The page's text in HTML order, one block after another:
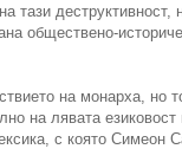
тази
обществено-
на монарха,
на лявата
с която Симеон